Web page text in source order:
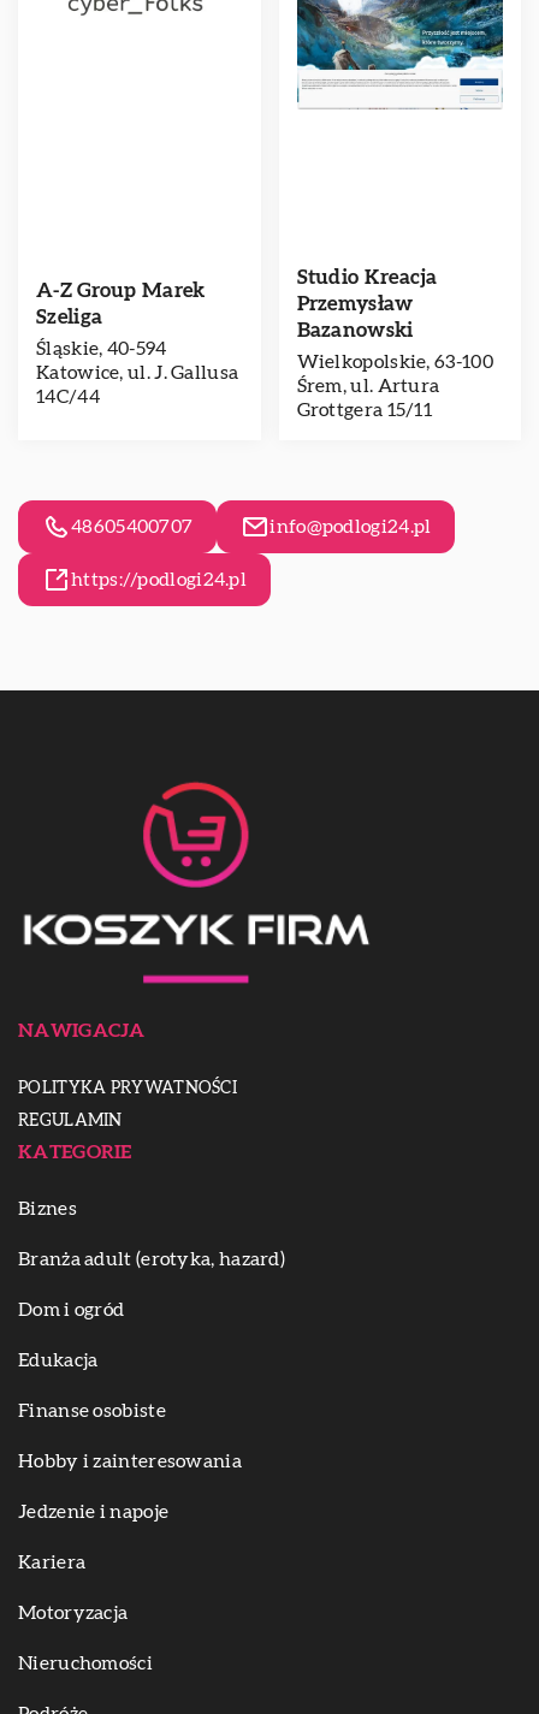
A-Z Group Marek
Szeliga
Śląskie, 40-594
Katowice, ul. J. Gallusa
14C/44
Studio Kreacja
Przemysław
Bazanowski
Wielkopolskie, 63-100
Śrem, ul. Artura
Grottgera 15/11
48605400707 info@podlogi24.pl
https://podlogi24.pl
NAWIGACJA
POLITYKA PRYWATNOŚCI
REGULAMIN
KATEGORIE
Biznes
Branża adult (erotyka, hazard)
Dom i ogród
Edukacja
Finanse osobiste
Hobby i zainteresowania
Jedzenie i napoje
Kariera
Motoryzacja
Nieruchomości